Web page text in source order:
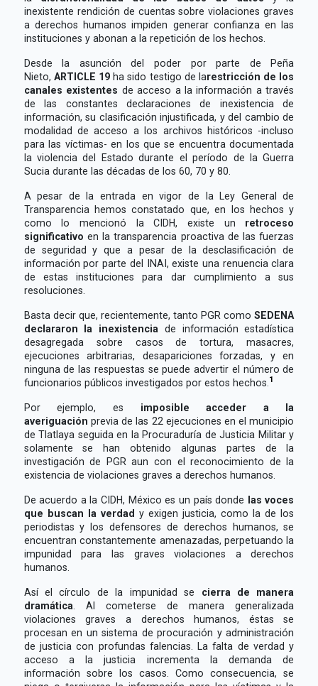
inexistente rendición de cuentas sobre violaciones graves
a derechos humanos impiden generar confianza en las
instituciones y abonan a la repetición de los hechos.
Desde la asunción del poder por parte de Peña
Nieto, ARTICLE 19 ha sido testigo de larestricción de los
canales existentes de acceso a la información a través
de las constantes declaraciones de inexistencia de
información, su clasificación injustificada, y del cambio de
modalidad de acceso a los archivos históricos -incluso
para las víctimas- en los que se encuentra documentada
la violencia del Estado durante el período de la Guerra
Sucia durante las décadas de los 60, 70 y 80.
A pesar de la entrada en vigor de la Ley General de
Transparencia hemos constatado que, en los hechos y
como lo mencionó la CIDH, existe un retroceso
significativo en la transparencia proactiva de las fuerzas
de seguridad y que a pesar de la desclasificación de
información por parte del INAI, existe una renuencia clara
de estas instituciones para dar cumplimiento a sus
resoluciones.
Basta decir que, recientemente, tanto PGR como SEDENA
declararon la inexistencia de información estadística
desagregada sobre casos de tortura, masacres,
ejecuciones arbitrarias, desapariciones forzadas, y en
ninguna de las respuestas se puede advertir el número de
funcionarios públicos investigados por estos hechos. 1
Por ejemplo, es imposible acceder a la
averiguación previa de las 22 ejecuciones en el municipio
de Tlatlaya seguida en la Procuraduría de Justicia Militar y
solamente se han obtenido algunas partes de la
investigación de PGR aun con el reconocimiento de la
existencia de violaciones graves a derechos humanos.
De acuerdo a la CIDH, México es un país donde las voces
que buscan la verdad y exigen justicia, como la de los
periodistas y los defensores de derechos humanos, se
encuentran constantemente amenazadas, perpetuando la
impunidad para las graves violaciones a derechos
humanos.
Así el círculo de la impunidad se cierra de manera
dramática . Al cometerse de manera generalizada
violaciones graves a derechos humanos, éstas se
procesan en un sistema de procuración y administración
de justicia con profundas falencias. La falta de verdad y
acceso a la justicia incrementa la demanda de
información sobre los casos. Como consecuencia, se